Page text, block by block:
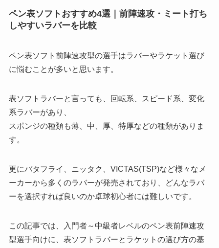
ペン表ソフトおすすめ4選｜前陣速攻・ミート打ち
しやすいラバーを比較
ペン表ソフト前陣速攻型の選手はラバーやラケット選び
に悩むことが多いと思います。
表ソフトラバーと言っても、回転系、スピード系、変化
系ラバーがあり、
スポンジの種類も薄、中、厚、特厚などの種類がありま
す。
更にバタフライ、ニッタク、VICTAS(TSP)など様々なメ
ーカーから多くのラバーが発売されており、どんなラバ
ーを選択すれば良いのか卓球初心者には難しいです。
この記事では、入門者～中級者レベルのペン表前陣速攻
型選手向けに、表ソフトラバーとラケットの選び方の基